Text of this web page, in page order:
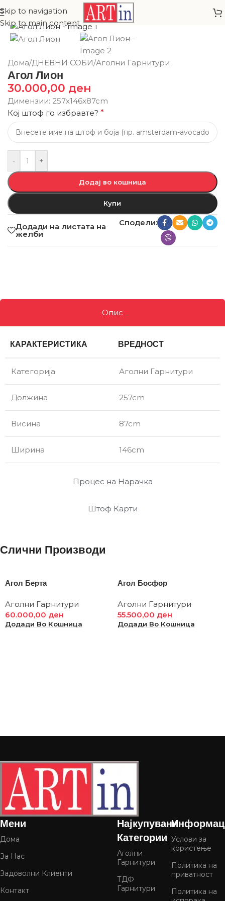
Skip to navigation
Skip to main content
Дома/ДНЕВНИ СОБИ/Аголни Гарнитури
Агол Лион
30.000,00 ден
Димензии: 257х146x87cm
Кој штоф го избравте? *
- +
Додај во кошница
Купи
Додади на листата на
желби
Сподели:
Опис
Процес на Нарачка
Штоф Карти
КАРАКТЕРИСТИКА ВРЕДНОСТ
Категорија Аголни Гарнитури
Должина 257cm
Висина 87cm
Ширина 146cm
Слични Производи
Агол Берта
Аголни Гарнитури
60.000,00 ден
Додади Во Кошница
Агол Босфор
Аголни Гарнитури
55.500,00 ден
Додади Во Кошница
Мени
Дома
За Нас
Задоволни Клиенти
Контакт
Најкупувани
Категории
Аголни
Гарнитури
ТДФ
Гарнитури
Услови за
користење
Политика на
приватност
Политика на